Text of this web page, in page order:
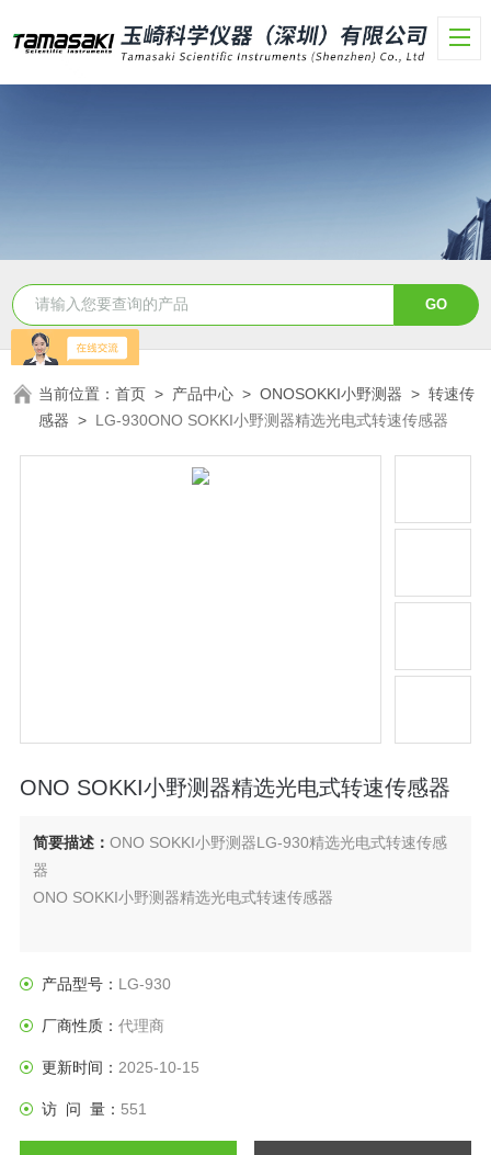
当前位置：首页 > 产品中心 >ONOSOKKI小野测器 >转速传
感器 > LG-930ONO SOKKI小野测器精选光电式转速传感器
ONO SOKKI小野测器精选光电式转速传感器
简要描述： ONO SOKKI小野测器LG-930精选光电式转速传感
器
ONO SOKKI小野测器精选光电式转速传感器
产品型号： LG-930
厂商性质： 代理商
更新时间： 2025-10-15
访 问 量： 551